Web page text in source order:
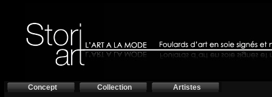
Concept Collection Artistes